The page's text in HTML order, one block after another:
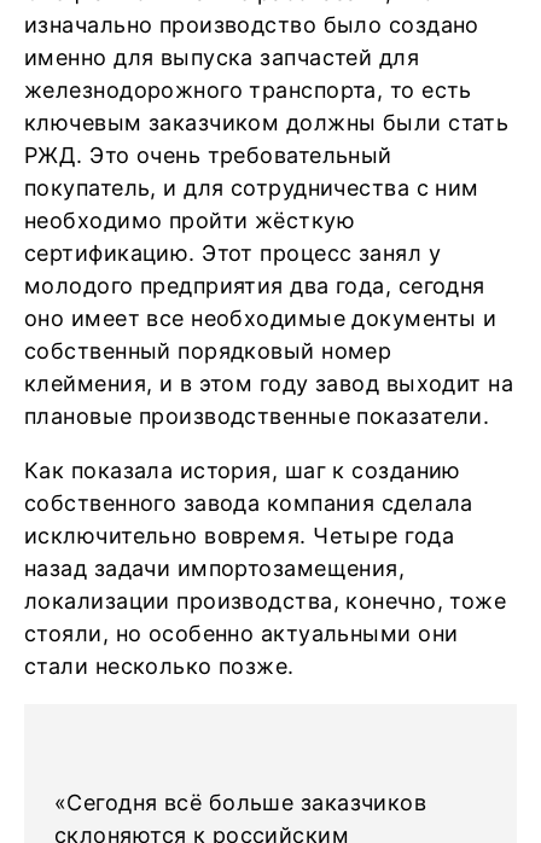
изначально производство было создано
именно для выпуска запчастей для
железнодорожного транспорта, то есть
ключевым заказчиком должны были стать
РЖД. Это очень требовательный
покупатель, и для сотрудничества с ним
необходимо пройти жёсткую
сертификацию. Этот процесс занял у
молодого предприятия два года, сегодня
оно имеет все необходимые документы и
собственный порядковый номер
клеймения, и в этом году завод выходит на
плановые производственные показатели.
Как показала история, шаг к созданию
собственного завода компания сделала
исключительно вовремя. Четыре года
назад задачи импортозамещения,
локализации производства, конечно, тоже
стояли, но особенно актуальными они
стали несколько позже.
«Сегодня всё больше заказчиков
склоняются к российским